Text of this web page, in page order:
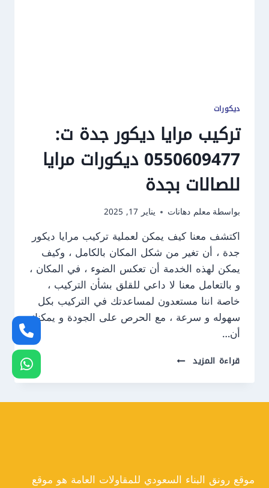
ديكورات
تركيب مرايا ديكور جدة ت:
0550609477 ديكورات مرايا
للصالات بجدة
بواسطة معلم دهانات يناير 17, 2025
اكتشف معنا كيف يمكن لعملية تركيب مرايا ديكور
جدة ، أن تغير من شكل المكان بالكامل ، وكيف
يمكن لهذه الخدمة أن تعكس الضوء ، في المكان ،
و بالتعامل معنا لا داعي للقلق بشأن التركيب ،
خاصة اننا مستعدون لمساعدتك في التركيب بكل
سهوله و سرعة ، مع الحرص على الجودة و يمكنك
أن…
قراءة المزيد تركيب
ديكور
بجدة
موقع رونق البناء السعودي للمقاولات العامة هو موقع